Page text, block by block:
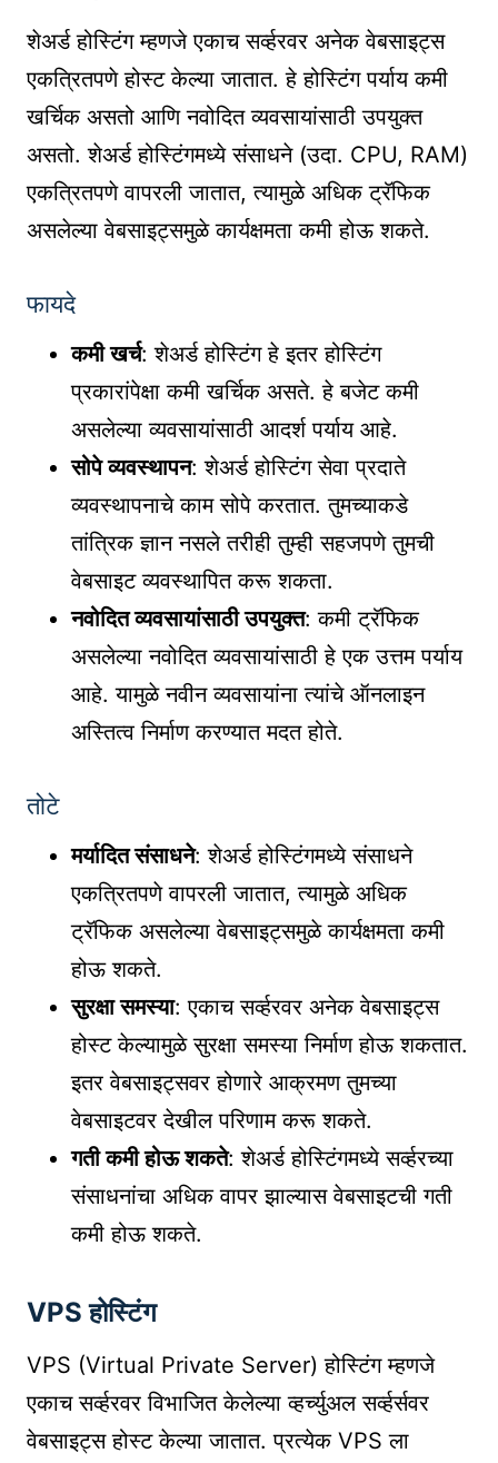
शेअर्ड होस्टिंग म्हणजे एकाच सर्व्हरवर अनेक वेबसाइट्स
एकत्रितपणे होस्ट केल्या जातात. हे होस्टिंग पर्याय कमी
खर्चिक असतो आणि नवोदित व्यवसायांसाठी उपयुक्त
असतो. शेअर्ड होस्टिंगमध्ये संसाधने (उदा. CPU, RAM)
एकत्रितपणे वापरली जातात, त्यामुळे अधिक ट्रॅफिक
असलेल्या वेबसाइट्समुळे कार्यक्षमता कमी होऊ शकते.
फायदे
कमी खर्च: शेअर्ड होस्टिंग हे इतर होस्टिंग
प्रकारांपेक्षा कमी खर्चिक असते. हे बजेट कमी
असलेल्या व्यवसायांसाठी आदर्श पर्याय आहे.
सोपे व्यवस्थापन: शेअर्ड होस्टिंग सेवा प्रदाते
व्यवस्थापनाचे काम सोपे करतात. तुमच्याकडे
तांत्रिक ज्ञान नसले तरीही तुम्ही सहजपणे तुमची
वेबसाइट व्यवस्थापित करू शकता.
नवोदित व्यवसायांसाठी उपयुक्त: कमी ट्रॅफिक
असलेल्या नवोदित व्यवसायांसाठी हे एक उत्तम पर्याय
आहे. यामुळे नवीन व्यवसायांना त्यांचे ऑनलाइन
अस्तित्व निर्माण करण्यात मदत होते.
तोटे
मर्यादित संसाधने: शेअर्ड होस्टिंगमध्ये संसाधने
एकत्रितपणे वापरली जातात, त्यामुळे अधिक
ट्रॅफिक असलेल्या वेबसाइट्समुळे कार्यक्षमता कमी
होऊ शकते.
सुरक्षा समस्या: एकाच सर्व्हरवर अनेक वेबसाइट्स
होस्ट केल्यामुळे सुरक्षा समस्या निर्माण होऊ शकतात.
इतर वेबसाइट्सवर होणारे आक्रमण तुमच्या
वेबसाइटवर देखील परिणाम करू शकते.
गती कमी होऊ शकते: शेअर्ड होस्टिंगमध्ये सर्व्हरच्या
संसाधनांचा अधिक वापर झाल्यास वेबसाइटची गती
कमी होऊ शकते.
VPS होस्टिंग
VPS (Virtual Private Server) होस्टिंग म्हणजे
एकाच सर्व्हरवर विभाजित केलेल्या व्हर्च्युअल सर्व्हर्सवर
वेबसाइट्स होस्ट केल्या जातात. प्रत्येक VPS ला